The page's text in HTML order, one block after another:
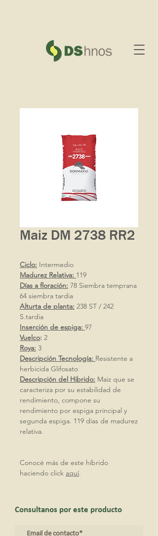
Maiz DM 2738 RR2
Ciclo: Intermedio
Madurez Relativa: 119
Días a floración: 78 Siembra temprana
64 siembra tardia
Alturta de planta: 238 ST / 242
S.tardia
Inserción de espiga: 97
Vuelco: 2
Roya: 3
Descripción Tecnología: Resistente a
herbicida Glifosato
Descripción del Hibrido: Maiz que se
caracteriza por su estabilidad de
rendimiento, compone su
rendimiento por espiga principal y
segunda espiga. 119 días de madurez
relativa.
Conocé más de este híbrido
haciendo click aquí.
Consultanos por este producto